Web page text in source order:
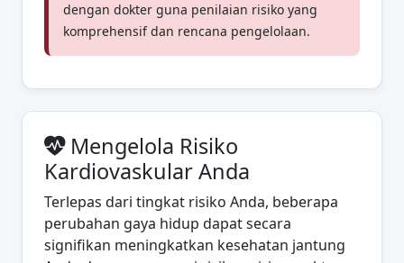
dengan dokter guna penilaian risiko yang
komprehensif dan rencana pengelolaan.
Mengelola Risiko
Kardiovaskular Anda
Terlepas dari tingkat risiko Anda, beberapa
perubahan gaya hidup dapat secara
signifikan meningkatkan kesehatan jantung